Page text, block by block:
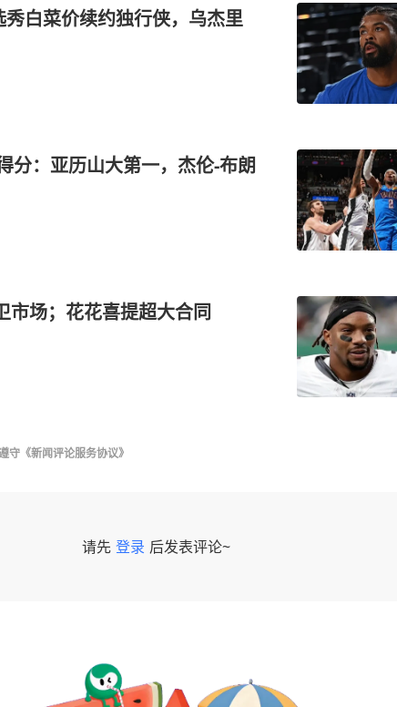
白菜价续约独行侠，乌杰里
分：亚历山大第一，杰伦-布朗
市场；花花喜提超大合同
守 《新闻评论服务协议》
请先 登录 后发表评论~